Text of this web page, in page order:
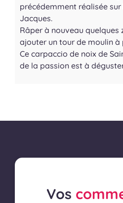
précédemment réalisée
Jacques.
Râper à nouveau quelques
ajouter un tour de moulin à
Ce carpaccio de noix de
de la passion est à
Vos